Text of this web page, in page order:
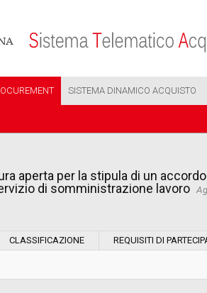
SISTEMA DINAMICO ACQUISTO
aperta per la stipula di un
di somministrazione lavoro
CLASSIFICAZIONE REQUISITI DI